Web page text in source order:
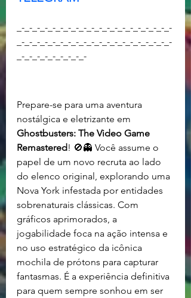
_-_-_-_-_-_-_-_-_-_-_-_-_-_-_-_-_-_-_-_-
_-_-_-_-_-_-_-_-_-_-_-_-_-_-_-_-_-_-_-_-
_-_-_-_-_-_-_-_-_-
Prepare-se para uma aventura
nostálgica e eletrizante em
Ghostbusters: The Video Game
Remastered! 🚫👻 Você assume o
papel de um novo recruta ao lado
do elenco original, explorando uma
Nova York infestada por entidades
sobrenaturais clássicas. Com
gráficos aprimorados, a
jogabilidade foca na ação intensa e
no uso estratégico da icônica
mochila de prótons para capturar
fantasmas. É a experiência definitiva
para quem sempre sonhou em ser